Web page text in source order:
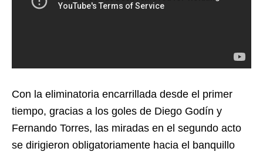
Con la eliminatoria encarrillada desde el primer
tiempo, gracias a los goles de Diego Godín y
Fernando Torres, las miradas en el segundo acto
se dirigieron obligatoriamente hacia el banquillo